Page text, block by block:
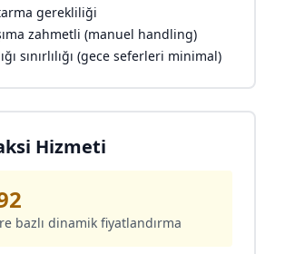
gerekliliği
zahmetli (manuel handling)
sınırlılığı (gece seferleri minimal)
Hizmeti
bazlı dinamik fiyatlandırma